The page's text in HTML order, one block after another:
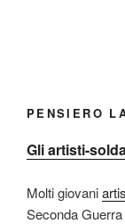
PENSIERO
Gli artisti-
Molti giovani
Seconda